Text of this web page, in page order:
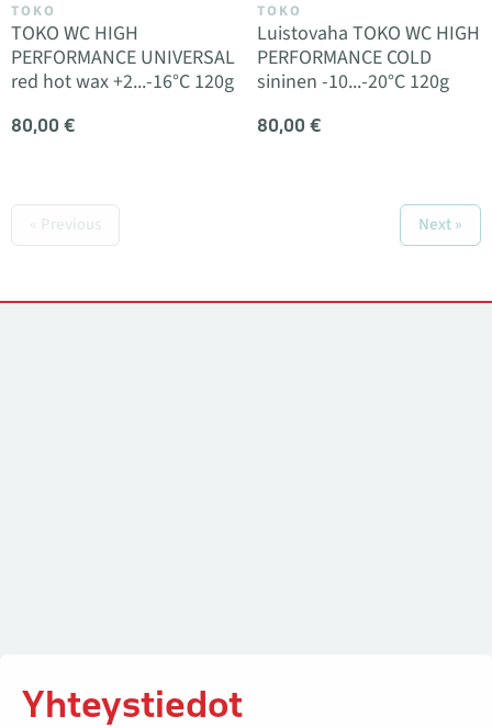
TOKO
TOKO WC HIGH
PERFORMANCE UNIVERSAL
red hot wax +2...-16°C 120g
80,00 €
TOKO
Luistovaha TOKO WC HIGH
PERFORMANCE COLD
sininen -10...-20°C 120g
80,00 €
« Previous Next »
Yhteystiedot